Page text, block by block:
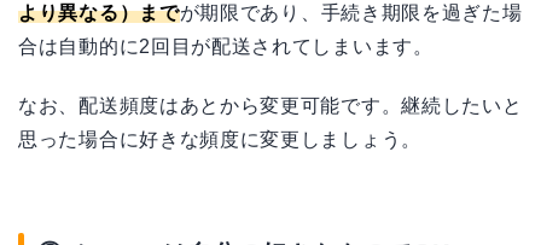
より異なる）までが期限であり、手続き期限を過ぎた場
合は自動的に2回目が配送されてしまいます。
なお、配送頻度はあとから変更可能です。継続したいと
思った場合に好きな頻度に変更しましょう。